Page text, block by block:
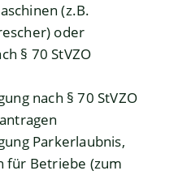
(z.B.
oder
§ 70 StVZO
nach § 70 StVZO
Parkerlaubnis,
für Betriebe (zum